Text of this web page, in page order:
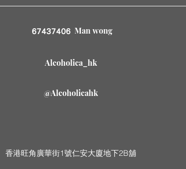
67437406 Man wong
Alcoholica_hk
@Alcoholicahk
香港旺角廣華街1號仁安大廈地下2B舖